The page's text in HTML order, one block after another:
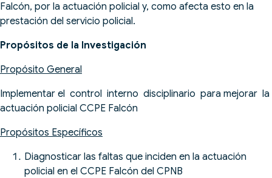
Falcón, por la actuación policial y, como afecta esto en la
prestación del servicio policial.
Propósitos de la Investigación
Propósito General
Implementar el control interno disciplinario para mejorar la
actuación policial CCPE Falcón
Propósitos Específicos
Diagnosticar las faltas que inciden en la actuación
policial en el CCPE Falcón del CPNB